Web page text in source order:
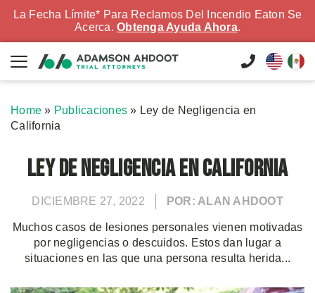
La Fecha Límite* Para Reclamos Del Incendio Eaton Se
Acerca. Obtenga Ayuda Ahora.
Home » Publicaciones » Ley de Negligencia en
California
Ley de Negligencia en California
DICIEMBRE 27, 2022 POR: ALAN AHDOOT
Muchos casos de lesiones personales vienen motivadas
por negligencias o descuidos. Estos dan lugar a
situaciones en las que una persona resulta herida...